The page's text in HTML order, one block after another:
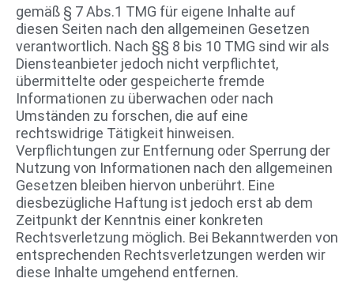
gemäß § 7 Abs.1 TMG für eigene Inhalte auf
diesen Seiten nach den allgemeinen Gesetzen
verantwortlich. Nach §§ 8 bis 10 TMG sind wir als
Diensteanbieter jedoch nicht verpflichtet,
übermittelte oder gespeicherte fremde
Informationen zu überwachen oder nach
Umständen zu forschen, die auf eine
rechtswidrige Tätigkeit hinweisen.
Verpflichtungen zur Entfernung oder Sperrung der
Nutzung von Informationen nach den allgemeinen
Gesetzen bleiben hiervon unberührt. Eine
diesbezügliche Haftung ist jedoch erst ab dem
Zeitpunkt der Kenntnis einer konkreten
Rechtsverletzung möglich. Bei Bekanntwerden von
entsprechenden Rechtsverletzungen werden wir
diese Inhalte umgehend entfernen.